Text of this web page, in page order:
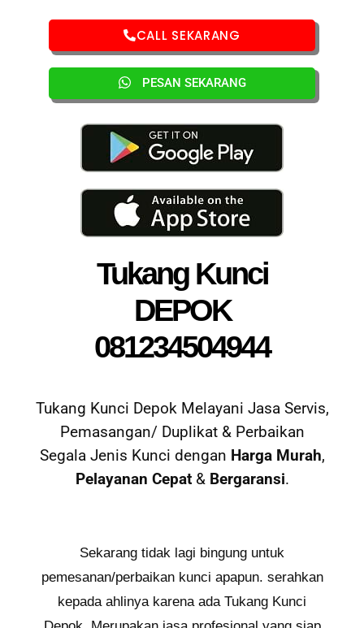
Tukang Kunci
DEPOK
081234504944
Tukang Kunci Depok Melayani Jasa Servis,
Pemasangan/ Duplikat & Perbaikan
Segala Jenis Kunci dengan Harga Murah,
Pelayanan Cepat& Bergaransi.
Sekarang tidak lagi bingung untuk
pemesanan/perbaikan kunci apapun. serahkan
kepada ahlinya karena ada Tukang Kunci
CALL SEKARANG
PESAN SEKARANG